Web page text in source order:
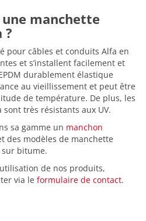
manchette
?
pour câbles et conduits Alfa en
et s’installent facilement et
durablement élastique
au vieillissement et peut être
de température. De plus, les
sont très résistants aux UV.
sa gamme un manchon
des modèles de manchette
sur bitume.
de nos produits,
via le formulaire de contact.